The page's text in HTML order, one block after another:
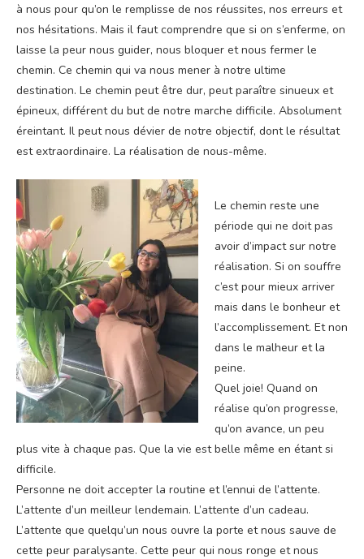
à nous pour qu’on le remplisse de nos réussites, nos erreurs et
nos hésitations. Mais il faut comprendre que si on s’enferme, on
laisse la peur nous guider, nous bloquer et nous fermer le
chemin. Ce chemin qui va nous mener à notre ultime
destination. Le chemin peut être dur, peut paraître sinueux et
épineux, différent du but de notre marche difficile. Absolument
éreintant. Il peut nous dévier de notre objectif, dont le résultat
est extraordinaire. La réalisation de nous-même.
Le chemin reste une
période qui ne doit pas
avoir d’impact sur notre
réalisation. Si on souffre
c’est pour mieux arriver
mais dans le bonheur et
l’accomplissement. Et non
dans le malheur et la
peine.
Quel joie! Quand on
réalise qu’on progresse,
qu’on avance, un peu
plus vite à chaque pas. Que la vie est belle même en étant si
difficile.
Personne ne doit accepter la routine et l’ennui de l’attente.
L’attente d’un meilleur lendemain. L’attente d’un cadeau.
L’attente que quelqu’un nous ouvre la porte et nous sauve de
cette peur paralysante. Cette peur qui nous ronge et nous